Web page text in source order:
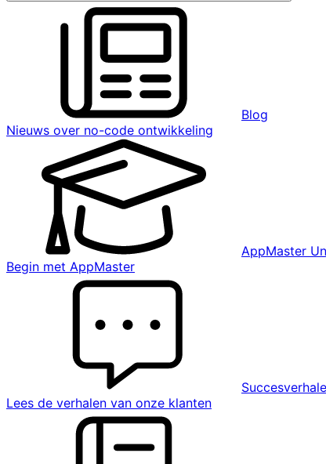
Blog
Nieuws over no-code ontwikkeling
AppMaster
Begin met AppMaster
Lees de verhalen van onze klanten